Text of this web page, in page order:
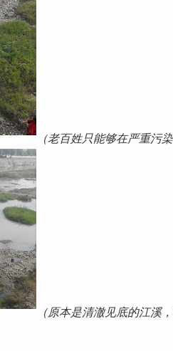
（老百姓只能够在严重污
（原本是清澈见底的江溪